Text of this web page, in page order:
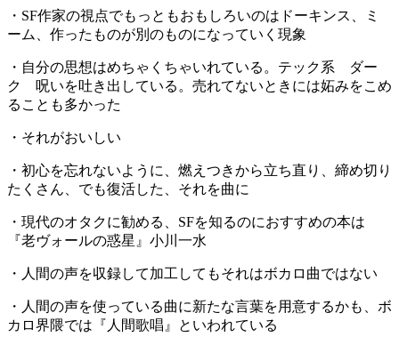
・SF作家の視点でもっともおもしろいのはドーキンス、ミ
ーム、作ったものが別のものになっていく現象
・自分の思想はめちゃくちゃいれている。テック系 ダー
ク 呪いを吐き出している。売れてないときには妬みをこめ
ることも多かった
・それがおいしい
・初心を忘れないように、燃えつきから立ち直り、締め切り
たくさん、でも復活した、それを曲に
・現代のオタクに勧める、SFを知るのにおすすめの本は
『老ヴォールの惑星』小川一水
・人間の声を収録して加工してもそれはボカロ曲ではない
・人間の声を使っている曲に新たな言葉を用意するかも、ボ
カロ界隈では『人間歌唱』といわれている